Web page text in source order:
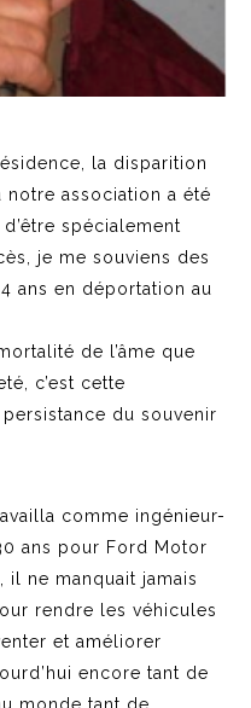
la disparition
notre association a été
spécialement
je me souviens des
ans en déportation au
de l’âme que
c’est cette
du souvenir
comme ingénieur-
ans pour Ford Motor
il ne manquait jamais
rendre les véhicules
et améliorer
encore tant de